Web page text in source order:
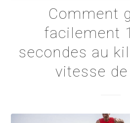
Comment
facilement
secondes au
vitesse